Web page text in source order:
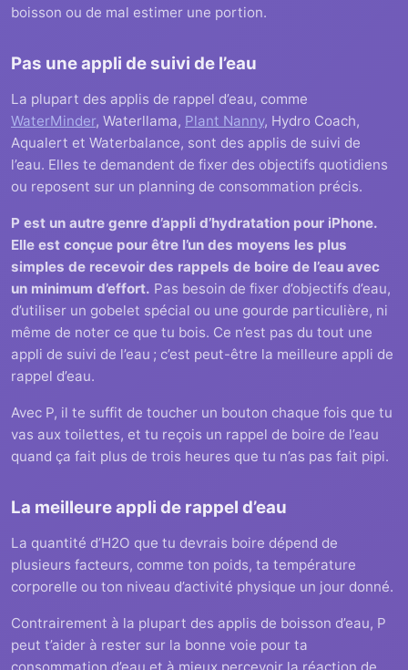
boisson ou de mal estimer une portion.
Pas une appli de suivi de l’eau
La plupart des applis de rappel d’eau, comme
WaterMinder, Waterllama, Plant Nanny, Hydro Coach,
Aqualert et Waterbalance, sont des applis de suivi de
l’eau. Elles te demandent de fixer des objectifs quotidiens
ou reposent sur un planning de consommation précis.
P est un autre genre d’appli d’hydratation pour iPhone.
Elle est conçue pour être l’un des moyens les plus
simples de recevoir des rappels de boire de l’eau avec
un minimum d’effort. Pas besoin de fixer d’objectifs d’eau,
d’utiliser un gobelet spécial ou une gourde particulière, ni
même de noter ce que tu bois. Ce n’est pas du tout une
appli de suivi de l’eau ; c’est peut-être la meilleure appli de
rappel d’eau.
Avec P, il te suffit de toucher un bouton chaque fois que tu
vas aux toilettes, et tu reçois un rappel de boire de l’eau
quand ça fait plus de trois heures que tu n’as pas fait pipi.
La meilleure appli de rappel d’eau
La quantité d’H2O que tu devrais boire dépend de
plusieurs facteurs, comme ton poids, ta température
corporelle ou ton niveau d’activité physique un jour donné.
Contrairement à la plupart des applis de boisson d’eau, P
peut t’aider à rester sur la bonne voie pour ta
consommation d’eau et à mieux percevoir la réaction de